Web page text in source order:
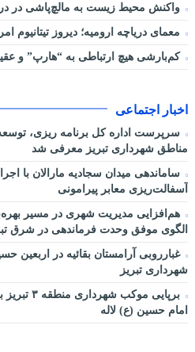
واکنش محیط زیست به مالچ‌پاشی در
معمای دریاچه ارومیه؛ دیروز تیتانیوم
کم‌بارشی هیچ ارتباطی به “هارپ” و
اخبار اجتماعی
سرپرست اداره کل برنامه ریزی،
مناطق شهرداری تبریز معرفی شد
ساماندهی میدان سجادیه مارالان با
آسفالت‌ریزی معابر پیرامونی
هم‌افزایی مدیریت شهری در مسیر
الگوی موفق وحدت فرماندهی در شرق
غبارروبی آرامستان بقائیه در اربعین
شهرداری تبریز
برپایی
امام حسین (ع) لاله